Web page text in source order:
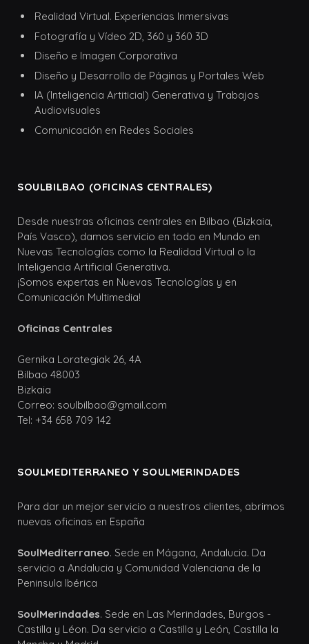
Realidad Virtual. Experiencias Inmersivas
Fotografía y Vídeo 2D, 360 y 360 3D
Diseño e Imagen Corporativa
Diseño y Desarrollo de Páginas y Portales Web
IA (Inteligencia Artiticial) Generativa y Trabajos
Audiovisuales
Comunicación en Redes Sociales
SOULBILBAO (OFICINAS CENTRALES)
Desde nuestras oficinas centrales en Bilbao (Bizkaia,
País Vasco), damos servicio en todo en Mundo en
Nuevas Tecnologías como la Realidad Virtual o la
Inteligencia Artificial Generativa.
¡Somos expertas en Nuevas Tecnologías y en
Comunicación Multimedia!
Oficinas Centrales
Gernika Lorategiak 26, 4A
Bilbao 48003
Bizkaia
Correo: soulbilbao@gmail.com
Tel: +34 658 709 142
SOULMEDITERRANEO Y SOULMERINDADES
Para dar un mejor servicio a nuestros clientes, abrimos
nuevas oficinas en España
SoulMediterraneo. Sede en Mágana, Andalucia. Da
servicio a Andalucia y Comunidad Valenciana de la
Peninsula Ibérica
SoulMerindades. Sede en Las Merindades, Burgos -
Castilla y Léon. Da servicio a Castilla y León, Castilla la